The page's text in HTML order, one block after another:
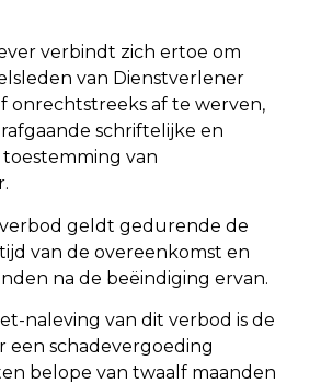
verbindt zich ertoe om
van Dienstverlener
onrechtstreeks af te werven,
schriftelijke en
van
geldt gedurende de
van de overeenkomst en
na de beëindiging ervan.
naleving van dit verbod is de
een schadevergoeding
belope van twaalf maanden